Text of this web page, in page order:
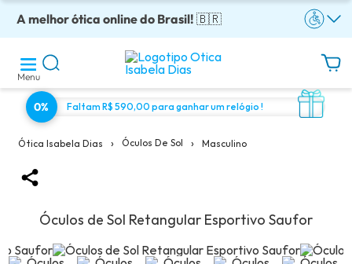
A melhor ótica online do Brasil!🇧🇷
Óculos completos armação + lentes a partir: R$199
Adquira em até 10x sem juros!
Enviamos para todo o Brasil!
Óculos de grau com preço justo!
Menu
0% Faltam R$ 590,00 para ganhar um relógio !
Ótica Isabela Dias › Óculos De Sol › Masculino
Óculos de Sol Retangular Esportivo Saufor